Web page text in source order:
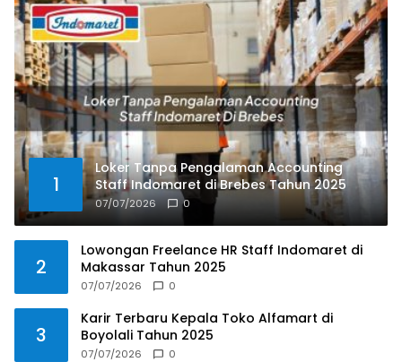
1
Loker Tanpa Pengalaman Accounting
Staff Indomaret di Brebes Tahun 2025
07/07/2026 0
2
Lowongan Freelance HR Staff Indomaret di
Makassar Tahun 2025
07/07/2026 0
3
Karir Terbaru Kepala Toko Alfamart di
Boyolali Tahun 2025
07/07/2026 0